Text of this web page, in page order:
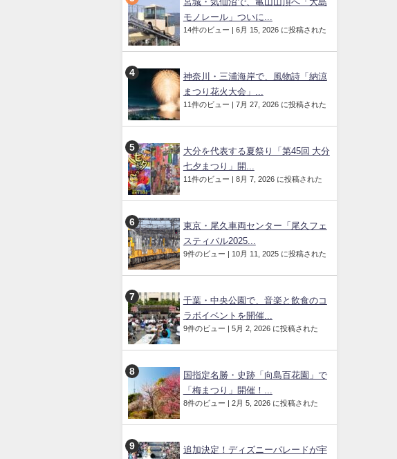
モノレール」ついに...
14件のビュー | 6月 15, 2026 に投稿された
神奈川・三浦海岸で、風物詩「納涼
まつり花火大会」...
11件のビュー | 7月 27, 2026 に投稿された
大分を代表する夏祭り「第45回 大分
七夕まつり」開...
11件のビュー | 8月 7, 2026 に投稿された
東京・尾久車両センター「尾久フェ
スティバル2025...
9件のビュー | 10月 11, 2025 に投稿された
千葉・中央公園で、音楽と飲食のコ
ラボイベントを開催...
9件のビュー | 5月 2, 2026 に投稿された
国指定名勝・史跡「向島百花園」で
「梅まつり」開催！...
8件のビュー | 2月 5, 2026 に投稿された
追加決定！ディズニーパレードが宇